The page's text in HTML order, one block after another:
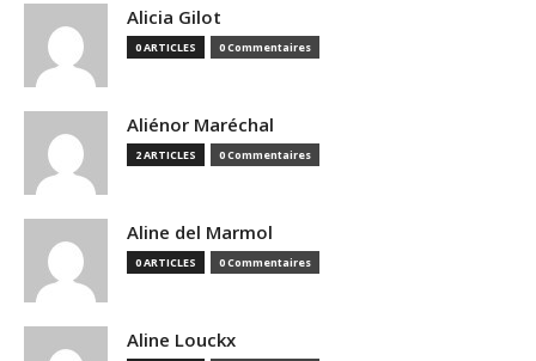
Alicia Gilot
0 ARTICLES 0 Commentaires
Aliénor Maréchal
2 ARTICLES 0 Commentaires
Aline del Marmol
0 ARTICLES 0 Commentaires
Aline Louckx